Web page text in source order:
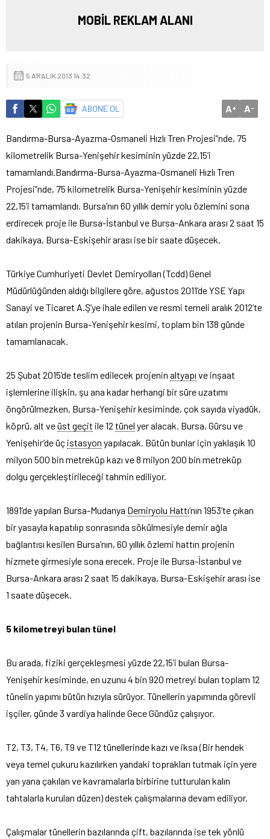
MOBİL REKLAM ALANI
5 ARALIK 2013 14:32
ABONE OL A+ A-
Bandırma-Bursa-Ayazma-Osmaneli Hızlı Tren Projesi”nde, 75
kilometrelik Bursa-Yenişehir kesiminin yüzde 22,15’i
tamamlandı.Bandırma-Bursa-Ayazma-Osmaneli Hızlı Tren
Projesi”nde, 75 kilometrelik Bursa-Yenişehir kesiminin yüzde
22,15’i tamamlandı. Bursa’nın 60 yıllık demir yolu özlemini sona
erdirecek proje ile Bursa-İstanbul ve Bursa-Ankara arası 2 saat 15
dakikaya, Bursa-Eskişehir arası ise bir saate düşecek.
Türkiye Cumhuriyeti Devlet Demiryolları (Tcdd) Genel
Müdürlüğünden aldığı bilgilere göre, ağustos 2011’de YSE Yapı
Sanayi ve Ticaret A.Ş’ye ihale edilen ve resmi temeli aralık 2012’te
atılan projenin Bursa-Yenişehir kesimi, toplam bin 138 günde
tamamlanacak.
25 Şubat 2015’de teslim edilecek projenin altyapı ve inşaat
işlemlerine ilişkin, şu ana kadar herhangi bir süre uzatımı
öngörülmezken, Bursa-Yenişehir kesiminde, çok sayıda viyadük,
köprü, alt veüst geçit ile 12 tünel yer alacak. Bursa, Gürsu ve
Yenişehir’de üç istasyon yapılacak. Bütün bunlar için yaklaşık 10
milyon 500 bin metreküp kazı ve 8 milyon 200 bin metreküp
dolgu gerçekleştirileceği tahmin ediliyor.
1891’de yapılan Bursa-Mudanya Demiryolu Hattı’nın 1953’te çıkan
bir yasayla kapatılıp sonrasında sökülmesiyle demir ağla
bağlantısı kesilen Bursa’nın, 60 yıllık özlemi hattın projenin
hizmete girmesiyle sona erecek. Proje ile Bursa-İstanbul ve
Bursa-Ankara arası 2 saat 15 dakikaya, Bursa-Eskişehir arası ise
1 saate düşecek.
5 kilometreyi bulan tünel
Bu arada, fiziki gerçekleşmesi yüzde 22,15’i bulan Bursa-
Yenişehir kesiminde, en uzunu 4 bin 920 metreyi bulan toplam 12
tünelin yapımı bütün hızıyla sürüyor. Tünellerin yapımında görevli
işçiler, günde 3 vardiya halinde Gece Gündüz çalışıyor.
T2, T3, T4, T6, T9 ve T12 tünellerinde kazı ve iksa (Bir hendek
veya temel çukuru kazılırken yandaki toprakları tutmak için yere
yan yana çakılan ve kavramalarla birbirine tutturulan kalın
tahtalarla kurulan düzen) destek çalışmalarına devam ediliyor.
Çalışmalar tünellerin bazılarında çift, bazılarında ise tek yönlü